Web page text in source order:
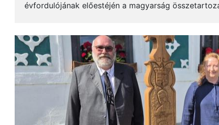
évfordulójának előestéjén a magyarság